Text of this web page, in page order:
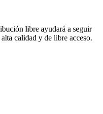
libre ayudará a seguir
calidad y de libre acceso.